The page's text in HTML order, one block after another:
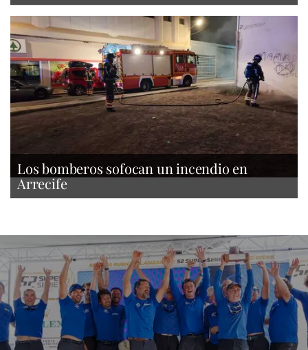
Los bomberos sofocan un incendio en
Arrecife